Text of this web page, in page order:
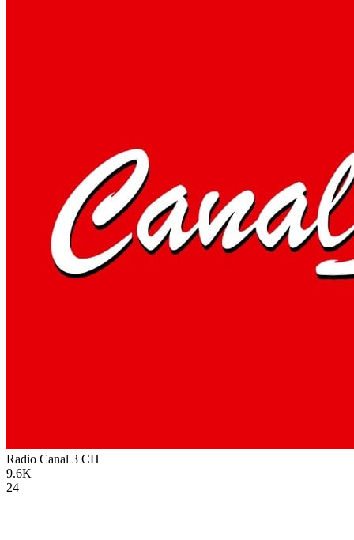
Radio Canal 3 CH
9.6K
24